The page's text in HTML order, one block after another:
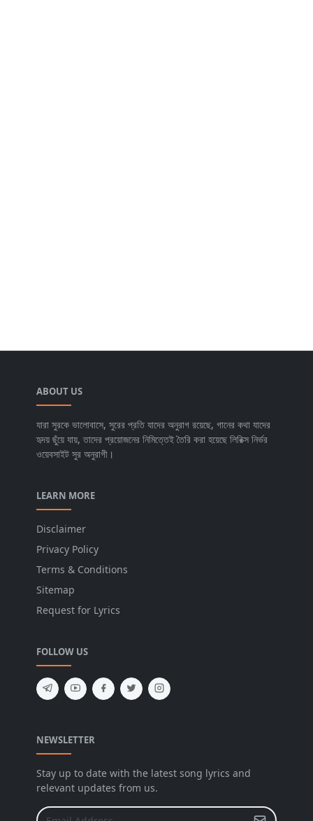
ABOUT US
যারা সুরকে ভালোবাসে, সুরের প্রতি যাদের অনুরাগ রয়েছে, গানের কথা যাদের
হৃদয় ছুঁয়ে যায়, তাদের প্রয়োজনের নিমিত্তেই তৈরি করা হয়েছে লিরিক্স নির্ভর
ওয়েবসাইট সুর অনুরাগী।
LEARN MORE
Disclaimer
Privacy Policy
Terms & Conditions
Sitemap
Request for Lyrics
FOLLOW US
NEWSLETTER
Stay up to date with the latest song lyrics and
relevant updates from us.